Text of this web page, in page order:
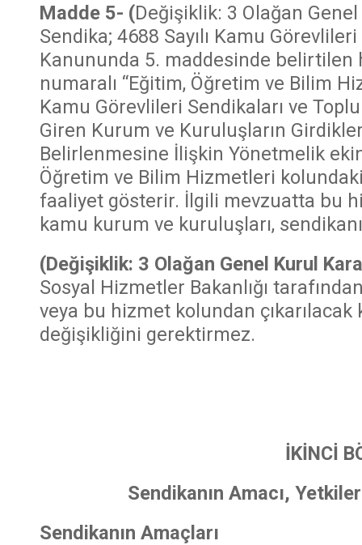
Madde 5- (Değişiklik: 3 Olağan
Sendika; 4688 Sayılı Kamu
Kanununda 5. maddesinde belirtilen
numaralı “Eğitim, Öğretim ve Bilim
Kamu Görevlileri Sendikaları ve
Giren Kurum ve Kuruluşların
Belirlenmesine İlişkin Yönetmelik
Öğretim ve Bilim Hizmetleri
faaliyet gösterir. İlgili mevzuatta bu
kamu kurum ve kuruluşları,
(Değişiklik: 3 Olağan Genel Kurul
Sosyal Hizmetler Bakanlığı
veya bu hizmet kolundan
değişikliğini gerektirmez.
İKİNCİ
Sendikanın Amacı,
Sendikanın Amaçları